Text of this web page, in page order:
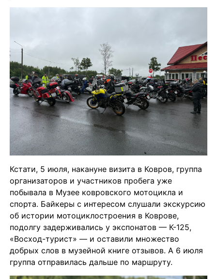
Кстати, 5 июля, накануне визита в Ковров, группа
организаторов и участников пробега уже
побывала в Музее ковровского мотоцикла и
спорта. Байкеры с интересом слушали экскурсию
об истории мотоциклостроения в Коврове,
подолгу задерживались у экспонатов — К-125,
«Восход-турист» — и оставили множество
добрых слов в музейной книге отзывов. А 6 июля
группа отправилась дальше по маршруту.